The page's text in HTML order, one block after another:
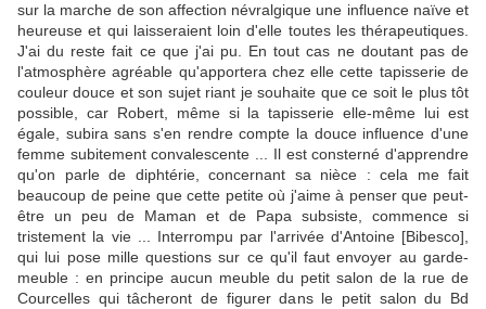
sur la marche de son affection névralgique une influence naïve et
heureuse et qui laisseraient loin d'elle toutes les thérapeutiques.
J'ai du reste fait ce que j'ai pu. En tout cas ne doutant pas de
l'atmosphère agréable qu'apportera chez elle cette tapisserie de
couleur douce et son sujet riant je souhaite que ce soit le plus tôt
possible, car Robert, même si la tapisserie elle-même lui est
égale, subira sans s'en rendre compte la douce influence d'une
femme subitement convalescente ... Il est consterné d'apprendre
qu'on parle de diphtérie, concernant sa nièce : cela me fait
beaucoup de peine que cette petite où j'aime à penser que peut-
être un peu de Maman et de Papa subsiste, commence si
tristement la vie ... Interrompu par l'arrivée d'Antoine [Bibesco],
qui lui pose mille questions sur ce qu'il faut envoyer au garde-
meuble : en principe aucun meuble du petit salon de la rue de
Courcelles qui tâcheront de figurer dans le petit salon du Bd